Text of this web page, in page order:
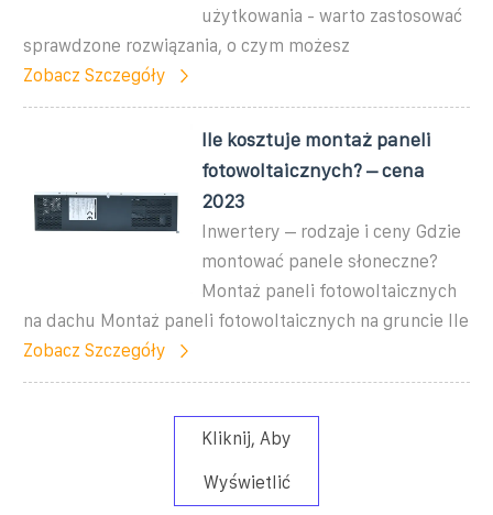
użytkowania - warto zastosować
sprawdzone rozwiązania, o czym możesz
Zobacz Szczegóły
Ile kosztuje montaż paneli
fotowoltaicznych? – cena
2023
Inwertery – rodzaje i ceny Gdzie
montować panele słoneczne?
Montaż paneli fotowoltaicznych
na dachu Montaż paneli fotowoltaicznych na gruncie Ile
Zobacz Szczegóły
Kliknij, Aby
Wyświetlić